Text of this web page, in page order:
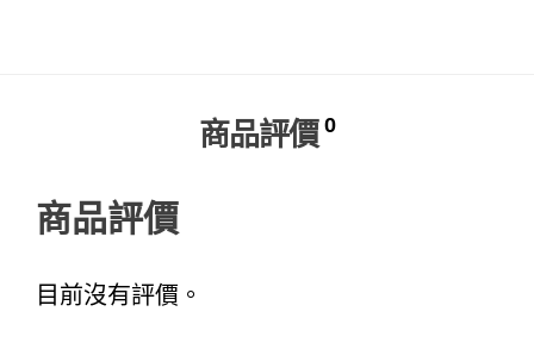
商品評價 0
商品評價
目前沒有評價。